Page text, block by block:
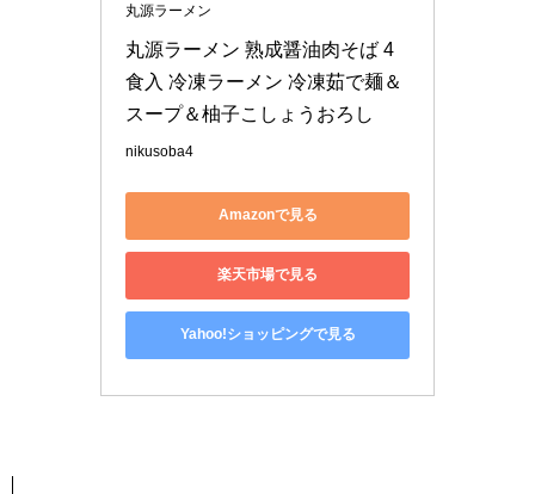
丸源ラーメン
丸源ラーメン 熟成醤油肉そば 4
食入 冷凍ラーメン 冷凍茹で麺＆
スープ＆柚子こしょうおろし
nikusoba4
Amazonで見る
楽天市場で見る
Yahoo!ショッピングで見る